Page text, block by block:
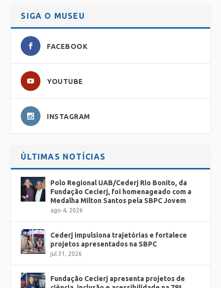
SIGA O MUSEU
FACEBOOK
YOUTUBE
INSTAGRAM
ÚLTIMAS NOTÍCIAS
Polo Regional UAB/Cederj Rio Bonito, da
Fundação Cecierj, foi homenageado com a
Medalha Milton Santos pela SBPC Jovem
ago 4, 2026
Cederj impulsiona trajetórias e fortalece
projetos apresentados na SBPC
jul 31, 2026
Fundação Cecierj apresenta projetos de